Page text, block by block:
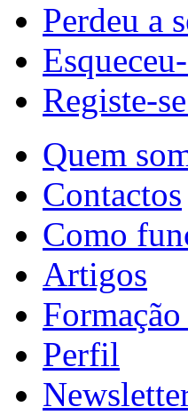
Perdeu a
Registe-
Quem
Contactos
Como
Artigos
Perfil